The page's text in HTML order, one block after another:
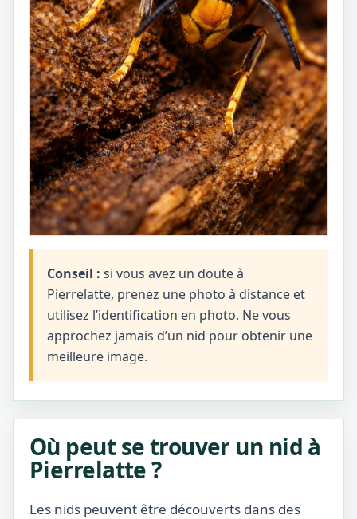
Conseil : si vous avez un doute à
Pierrelatte, prenez une photo à distance et
utilisez l’identification en photo. Ne vous
approchez jamais d’un nid pour obtenir une
meilleure image.
Où peut se trouver un nid à
Pierrelatte ?
Les nids peuvent être découverts dans des